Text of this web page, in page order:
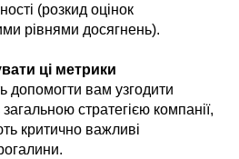
(розкид оцінок
рівнями досягнень).
ці метрики
допомогти вам узгодити
стратегією компанії,
критично важливі